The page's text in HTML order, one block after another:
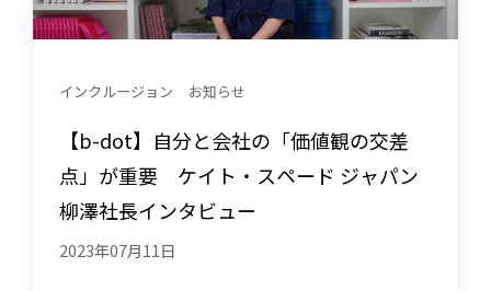
インクルージョン お知らせ
【b-dot】自分と会社の「価値観の交差
点」が重要 ケイト・スペード ジャパン
柳澤社長インタビュー
2023年07月11日